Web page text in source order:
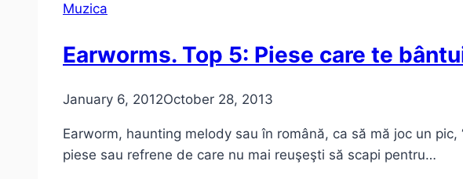
Muzica
Earworms. Top 5: Piese care te
January 6, 2012October 28, 2013
Earworm, haunting melody sau în română, ca să mă joc un
piese sau refrene de care nu mai reuşeşti să scapi pentru…